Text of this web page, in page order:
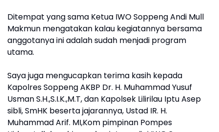
Ditempat yang sama Ketua IWO Soppeng Andi Mull
Makmun mengatakan kalau kegiatannya bersama
anggotanya ini adalah sudah menjadi program
utama.
Saya juga mengucapkan terima kasih kepada
Kapolres Soppeng AKBP Dr. H. Muhammad Yusuf
Usman S.H.,S.I.K.,M.T, dan Kapolsek Lilirilau Iptu Asep
sibli, SmHK beserta jajarannya, Ustad IR. H.
Muhammad Arif. MI,Kom pimpinan Pompes